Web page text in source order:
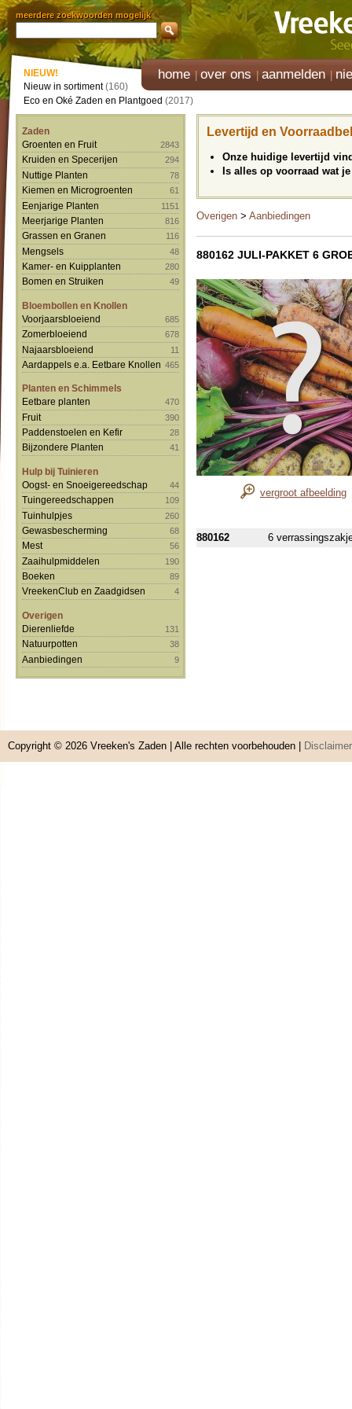
meerdere zoekwoorden mogelijk
home over ons aanmelden
NIEUW!
Nieuw in sortiment(160)
Eco en Oké Zaden en Plantgoed (2017)
Zaden
Groenten en Fruit
2843
Kruiden en Specerijen 294
Nuttige Planten 78
Kiemen en Microgroenten 61
Eenjarige Planten 1151
Meerjarige Planten 816
Grassen en Granen 116
Mengsels 48
Kamer- en Kuipplanten 280
Bomen en Struiken 49
Bloembollen en Knollen
Voorjaarsbloeiend
685
Zomerbloeiend 678
Najaarsbloeiend 11
Aardappels e.a. Eetbare Knollen 465
Planten en Schimmels
Eetbare planten
470
Fruit 390
Paddenstoelen en Kefir 28
Bijzondere Planten 41
Hulp bij Tuinieren
Oogst- en Snoeigereedschap
44
Tuingereedschappen 109
Tuinhulpjes 260
Gewasbescherming 68
Mest 56
Zaaihulpmiddelen 190
Boeken 89
VreekenClub en Zaadgidsen 4
Overigen
Dierenliefde
131
Natuurpotten 38
Aanbiedingen 9
Levertijd en
Onze huidige levertijd
Is alles op voorraad wat
Overigen > Aanbiedingen
880162 JULI-PAKKET 6
vergroot afbeelding
880162 6
Copyright © 2026 Vreeken's Zaden | Alle rechten voorbehouden | Disclaimer